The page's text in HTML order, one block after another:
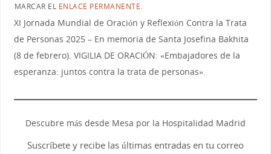
MARCAR EL ENLACE PERMANENTE.
XI Jornada Mundial de Oración y Reflexión Contra la Trata
de Personas 2025 – En memoria de Santa Josefina Bakhita
(8 de febrero). VIGILIA DE ORACIÓN: «Embajadores de la
esperanza: juntos contra la trata de personas».
Descubre más desde Mesa por la Hospitalidad Madrid
Suscríbete y recibe las últimas entradas en tu correo